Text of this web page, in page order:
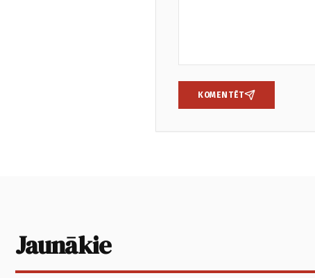
KOMENTĒT
Jaunākie